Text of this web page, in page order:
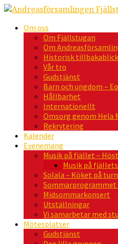
Om oss
Om Fjällstugan
Om
Historisk tillbakablick
Vår tro
Gudstjänst
Barn och ungdom –
Hållbarhet
Internationellt
Omsorg genom Hela
Rekrytering
Kalender
Evenemang
Musik på fjället –
Musik på
Solala – Köket på
Sommarprogrammet
Midsommarkonsert
Utställningar
Vi samarbetar med
Mötesplatser
Gudstjänst